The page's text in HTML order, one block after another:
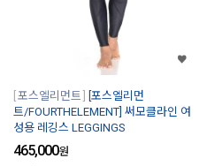
포스엘리먼트
[포스엘리먼
트/FOURTHELEMENT] 써모클라인 여
성용 레깅스 LEGGINGS
465,000원